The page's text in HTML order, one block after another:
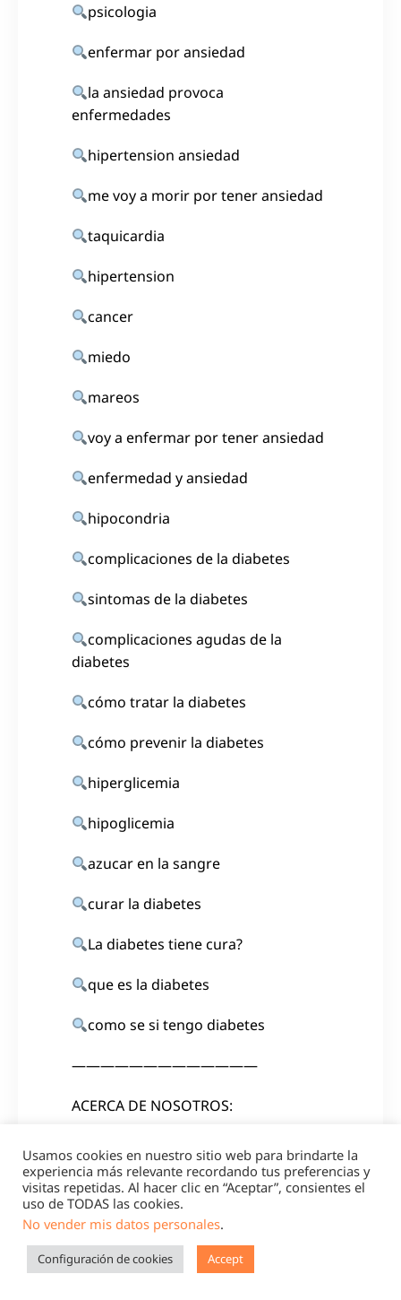
psicologia
enfermar por ansiedad
la ansiedad provoca
enfermedades
hipertension ansiedad
me voy a morir por tener ansiedad
taquicardia
hipertension
cancer
miedo
mareos
voy a enfermar por tener ansiedad
enfermedad y ansiedad
hipocondria
complicaciones de la diabetes
sintomas de la diabetes
complicaciones agudas de la
diabetes
cómo tratar la diabetes
cómo prevenir la diabetes
hiperglicemia
hipoglicemia
azucar en la sangre
curar la diabetes
La diabetes tiene cura?
que es la diabetes
como se si tengo diabetes
—————————————
ACERCA DE NOSOTROS:
Contact our support email:
info@diabetesconsciente.com
SUSCRIBETE y activa la
CAMPANITA:
https://link.eaction-sk.com/youtube-
Usamos cookies en nuestro sitio web para brindarte la
experiencia más relevante recordando tus preferencias y
visitas repetidas. Al hacer clic en “Aceptar”, consientes el
uso de TODAS las cookies.
No vender mis datos personales.
Configuración de cookies Accept